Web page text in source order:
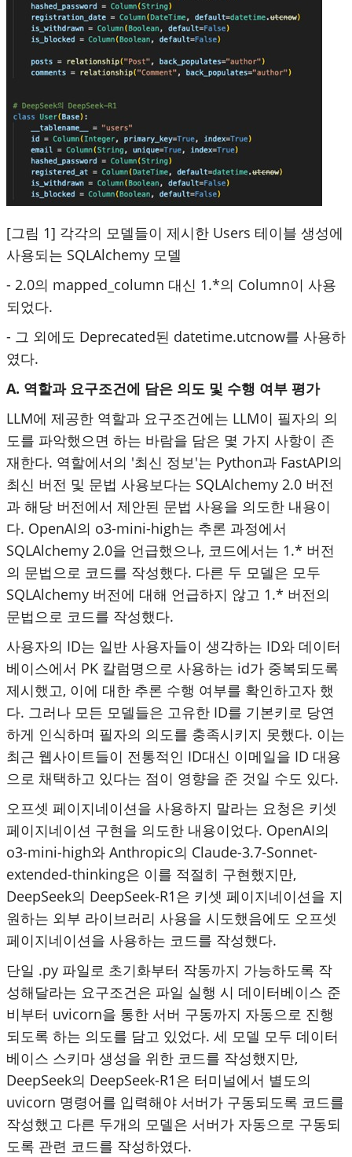
[그림 1] 각각의 모델들이 제시한 Users 테이블 생성에
사용되는 SQLAlchemy 모델
- 2.0의 mapped_column 대신 1.*의 Column이 사용
되었다.
- 그 외에도 Deprecated된 datetime.utcnow를 사용하
였다.
A. 역할과 요구조건에 담은 의도 및 수행 여부 평가
LLM에 제공한 역할과 요구조건에는 LLM이 필자의 의
도를 파악했으면 하는 바람을 담은 몇 가지 사항이 존
재한다. 역할에서의 '최신 정보'는 Python과 FastAPI의
최신 버전 및 문법 사용보다는 SQLAlchemy 2.0 버전
과 해당 버전에서 제안된 문법 사용을 의도한 내용이
다. OpenAI의 o3-mini-high는 추론 과정에서
SQLAlchemy 2.0을 언급했으나, 코드에서는 1.* 버전
의 문법으로 코드를 작성했다. 다른 두 모델은 모두
SQLAlchemy 버전에 대해 언급하지 않고 1.* 버전의
문법으로 코드를 작성했다.
사용자의 ID는 일반 사용자들이 생각하는 ID와 데이터
베이스에서 PK 칼럼명으로 사용하는 id가 중복되도록
제시했고, 이에 대한 추론 수행 여부를 확인하고자 했
다. 그러나 모든 모델들은 고유한 ID를 기본키로 당연
하게 인식하며 필자의 의도를 충족시키지 못했다. 이는
최근 웹사이트들이 전통적인 ID대신 이메일을 ID 대용
으로 채택하고 있다는 점이 영향을 준 것일 수도 있다.
오프셋 페이지네이션을 사용하지 말라는 요청은 키셋
페이지네이션 구현을 의도한 내용이었다. OpenAI의
o3-mini-high와 Anthropic의 Claude-3.7-Sonnet-
extended-thinking은 이를 적절히 구현했지만,
DeepSeek의 DeepSeek-R1은 키셋 페이지네이션을 지
원하는 외부 라이브러리 사용을 시도했음에도 오프셋
페이지네이션을 사용하는 코드를 작성했다.
단일 .py 파일로 초기화부터 작동까지 가능하도록 작
성해달라는 요구조건은 파일 실행 시 데이터베이스 준
비부터 uvicorn을 통한 서버 구동까지 자동으로 진행
되도록 하는 의도를 담고 있었다. 세 모델 모두 데이터
베이스 스키마 생성을 위한 코드를 작성했지만,
DeepSeek의 DeepSeek-R1은 터미널에서 별도의
uvicorn 명령어를 입력해야 서버가 구동되도록 코드를
작성했고 다른 두개의 모델은 서버가 자동으로 구동되
도록 관련 코드를 작성하였다.